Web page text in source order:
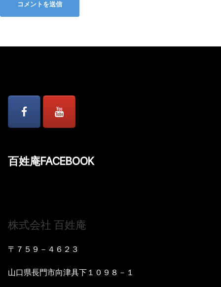
百姓庵FACEBOOK
株式会社 百姓庵
〒７５９－４６２３
山口県長門市向津具下１０９８－１